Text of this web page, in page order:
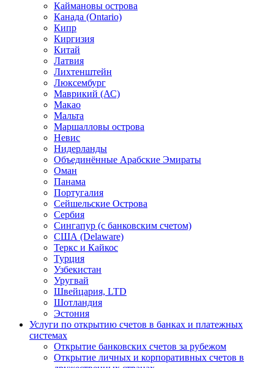
Каймановы острова
Канада (Ontario)
Кипр
Киргизия
Китай
Латвия
Лихтенштейн
Люксембург
Маврикий (АС)
Макао
Мальта
Маршалловы острова
Нeвис
Нидерланды
Объединённые Арабские Эмираты
Оман
Панама
Португалия
Сейшельские Острова
Сербия
Сингапур (c банковским счетом)
США (Delaware)
Теркс и Кайкос
Турция
Узбекистан
Уругвай
Швейцария, LTD
Шотландия
Эстония
Услуги по открытию счетов в банках и платежных
системах
Открытие банковских счетов за рубежом
Открытие личных и корпоративных счетов в